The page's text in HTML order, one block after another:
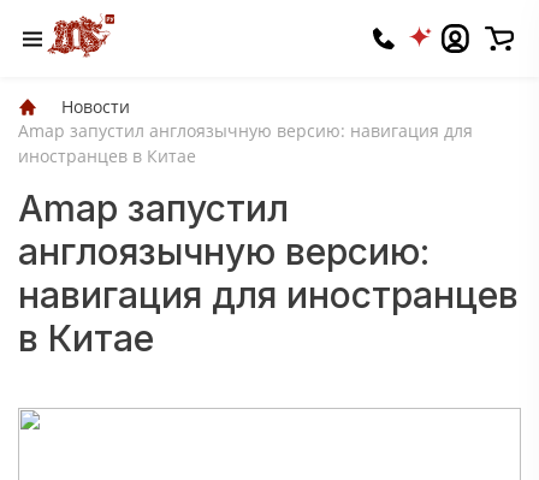
Новости
Amap запустил англоязычную версию: навигация для
иностранцев в Китае
Amap запустил
англоязычную версию:
навигация для иностранцев
в Китае